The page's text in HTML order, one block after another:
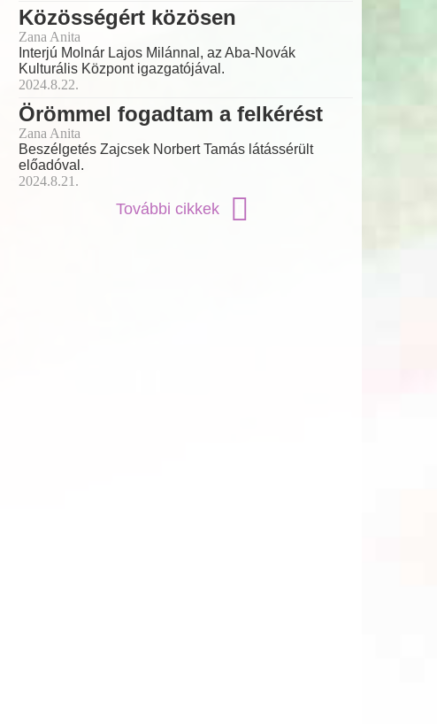
Közösségért közösen
Zana Anita
Interjú Molnár Lajos Milánnal, az Aba-Novák
Kulturális Központ igazgatójával.
2024.8.22.
Örömmel fogadtam a felkérést
Zana Anita
Beszélgetés Zajcsek Norbert Tamás látássérült
előadóval.
2024.8.21.
További cikkek